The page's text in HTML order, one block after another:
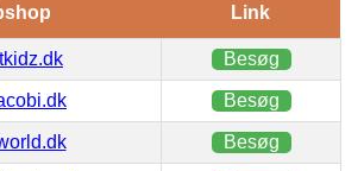
Link
Besøg
Besøg
Besøg